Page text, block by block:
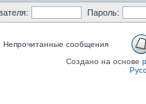
Пароль:
Непрочитанные сообщения
Создано на основе